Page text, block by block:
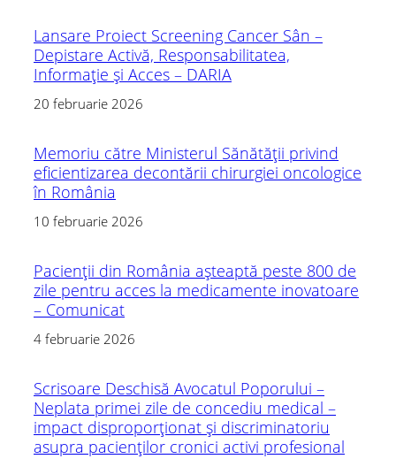
Lansare Proiect Screening Cancer Sân –
Depistare Activă, Responsabilitatea,
Informație și Acces – DARIA
20 februarie 2026
Memoriu către Ministerul Sănătății privind
eficientizarea decontării chirurgiei oncologice
în România
10 februarie 2026
Pacienții din România așteaptă peste 800 de
zile pentru acces la medicamente inovatoare
– Comunicat
4 februarie 2026
Scrisoare Deschisă Avocatul Poporului –
Neplata primei zile de concediu medical –
impact disproporționat și discriminatoriu
asupra pacienților cronici activi profesional